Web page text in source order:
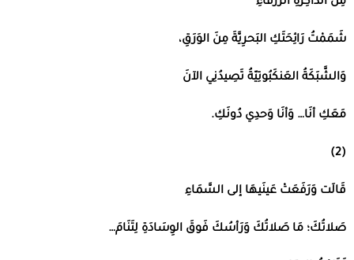
شَمَمْتُ رَائِحَتَكِ البَحرِيَّةَ مِنَ الوَرَقِ،
وَالشَّبَكَةُ العَنكَبُوتِيّةُ تَصِيدُنِي الآنَ
مَعَكِ أنَا… وَأنَا وَحدِي دُونَكِ.
(2)
قَالَت وَرَفَعَتْ عَينَيهَا إلى السَّمَاءِ
صَلاتُكَ؛ مَا صَلاتُكَ وَرَأسُكَ فَوقَ الوِسَادَةِ لِتَنَامَ…